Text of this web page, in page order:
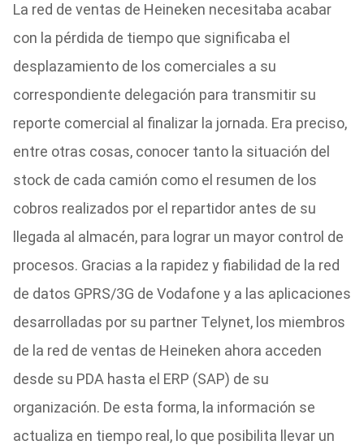
La red de ventas de Heineken necesitaba acabar
con la pérdida de tiempo que significaba el
desplazamiento de los comerciales a su
correspondiente delegación para transmitir su
reporte comercial al finalizar la jornada. Era preciso,
entre otras cosas, conocer tanto la situación del
stock de cada camión como el resumen de los
cobros realizados por el repartidor antes de su
llegada al almacén, para lograr un mayor control de
procesos. Gracias a la rapidez y fiabilidad de la red
de datos GPRS/3G de Vodafone y a las aplicaciones
desarrolladas por su partner Telynet, los miembros
de la red de ventas de Heineken ahora acceden
desde su PDA hasta el ERP (SAP) de su
organización. De esta forma, la información se
actualiza en tiempo real, lo que posibilita llevar un